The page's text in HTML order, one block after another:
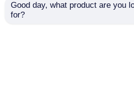
Good day, what product are you
for?